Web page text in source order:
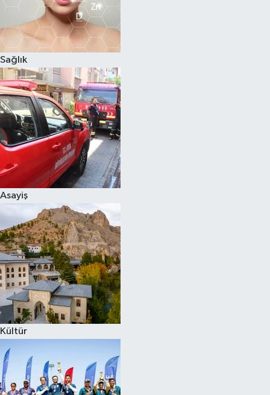
Sağlık
Asayiş
Kültür